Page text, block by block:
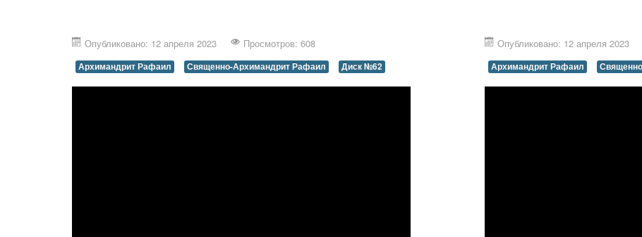
Опубликовано: 12 апреля 2023 Просмотров: 608
Архимандрит Рафаил Священно-Архимандрит Рафаил Диск №62
Опубликовано: 12 апреля 2023
Архимандрит Рафаил